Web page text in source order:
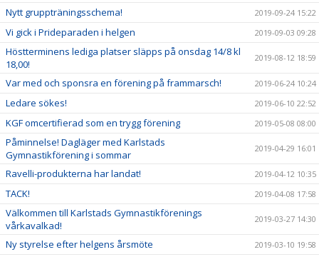
Nytt gruppträningsschema! 2019-09-24 15:22
Vi gick i Prideparaden i helgen 2019-09-03 09:28
Höstterminens lediga platser släpps på onsdag 14/8 kl
18,00!
2019-08-12 18:59
Var med och sponsra en förening på frammarsch! 2019-06-24 10:24
Ledare sökes! 2019-06-10 22:52
KGF omcertifierad som en trygg förening 2019-05-08 08:00
Påminnelse! Dagläger med Karlstads
Gymnastikförening i sommar
2019-04-29 16:01
Ravelli-produkterna har landat! 2019-04-12 10:35
TACK! 2019-04-08 17:58
Välkommen till Karlstads Gymnastikförenings
vårkavalkad!
2019-03-27 14:30
Ny styrelse efter helgens årsmöte 2019-03-10 19:58